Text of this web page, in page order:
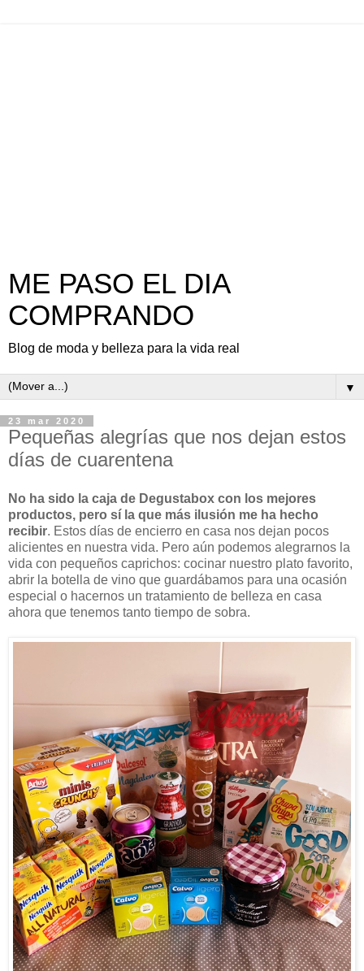
ME PASO EL DIA
COMPRANDO
Blog de moda y belleza para la vida real
▼
23 mar 2020
Pequeñas alegrías que nos dejan estos
días de cuarentena
No ha sido la caja de Degustabox con los mejores
productos, pero sí la que más ilusión me ha hecho
recibir. Estos días de encierro en casa nos dejan pocos
alicientes en nuestra vida. Pero aún podemos alegrarnos la
vida con pequeños caprichos: cocinar nuestro plato favorito,
abrir la botella de vino que guardábamos para una ocasión
especial o hacernos un tratamiento de belleza en casa
ahora que tenemos tanto tiempo de sobra.